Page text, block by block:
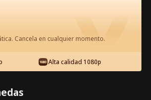
Todos los Episodios
37
Cancela en cualquier momento.
Alta calidad 1080p